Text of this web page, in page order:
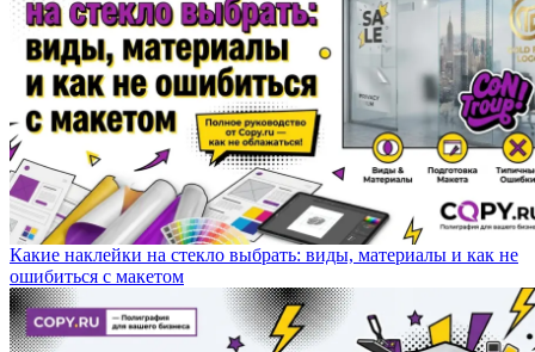
Какие наклейки на стекло выбрать: виды, материалы и как не
ошибиться с макетом